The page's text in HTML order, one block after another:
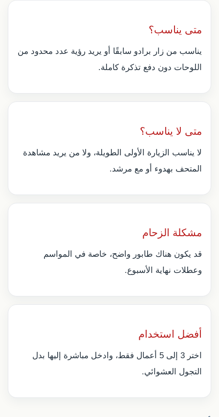
متى يناسب؟
يناسب من زار برادو سابقًا أو يريد رؤية عدد محدود من
اللوحات دون دفع تذكرة كاملة.
متى لا يناسب؟
لا يناسب الزيارة الأولى الطويلة، ولا من يريد مشاهدة
المتحف بهدوء أو مع مرشد.
مشكلة الزحام
قد يكون هناك طابور واضح، خاصة في المواسم
وعطلات نهاية الأسبوع.
أفضل استخدام
اختر 3 إلى 5 أعمال فقط، وادخل مباشرة إليها بدل
التجول العشوائي.